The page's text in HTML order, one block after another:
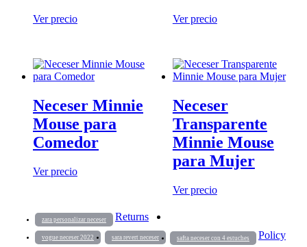
Ver precio Ver precio
Neceser Minnie
Mouse para
Comedor
Ver precio
Neceser
Transparente
Minnie Mouse
para Mujer
Ver precio
zara personalizar neceser
vogue neceser 2022 sara revert neceser safta neceser con 4 estuches
Returns
Policy